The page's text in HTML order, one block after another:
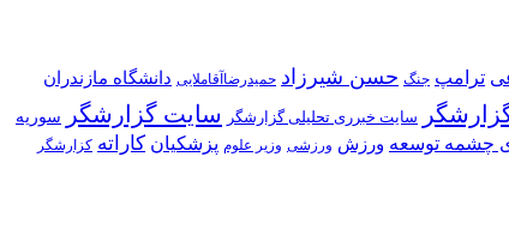
ترامپ جنگ حسن شیرزاد حمیدرضاآقاملایی دانشگاه مازندران
سایت خبرری تحلیلی گزارشگر سایت گزارشگر سوریه
چشمه توسعه ورزش ورزشی وزیر علوم پزشکیان کاراته کزارشگر